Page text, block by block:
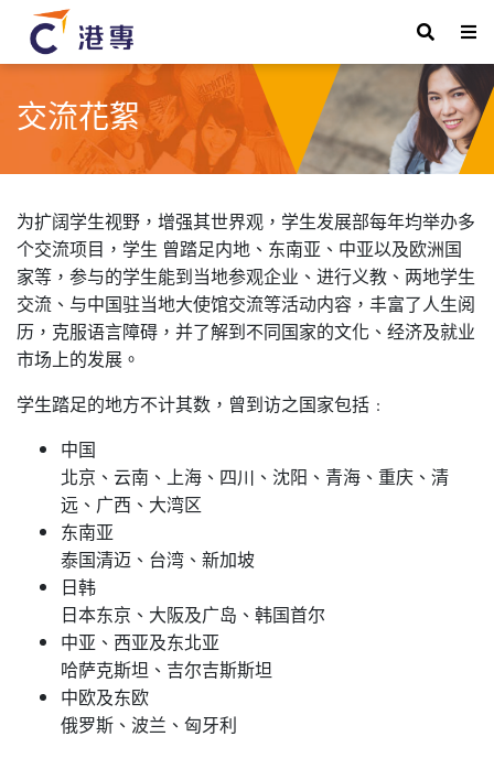
交流花絮
为扩阔学生视野，增强其世界观，学生发展部每年均举办多
个交流项目，学生 曾踏足内地、东南亚、 中亚以及欧洲国
家等，参与的学生能到当地参观企业、进行义教、两地学生
交流、与中国驻当地大使馆交流等活动内容，丰富了人生阅
历，克服语言障碍，并了解到不同国家的文化、经济及就业
市场上的发展 。
学生踏足的地方不计其数，曾到访之国家包括 ﹕
中国
北京、云南、上海、四川、沈阳、青海、重庆、清
远、广西、大湾区
东南亚
泰国清迈、台湾、新加坡
日韩
日本东京、大阪及广岛 、 韩国首尔
中亚、西亚及东北亚
哈萨克斯坦 、 吉尔吉斯斯坦
中欧及东欧
俄罗斯 、 波兰、匈牙利